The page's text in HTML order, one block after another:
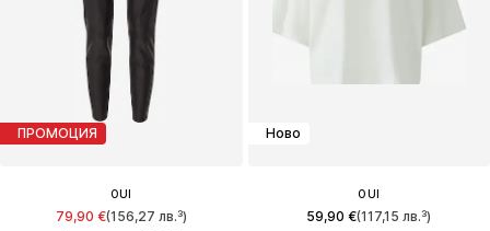
ПРОМОЦИЯ
OUI
79,90 €(156,27 лв.³)
Ново
OUI
59,90 €(117,15 лв.³)